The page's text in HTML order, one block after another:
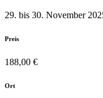
29. bis 30. November
Preis
188,00 €
Ort